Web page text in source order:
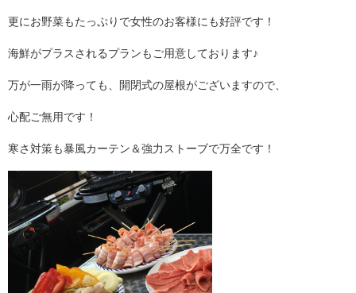
更にお野菜もたっぷりで女性のお客様にも好評です！
海鮮がプラスされるプランもご用意しております♪
万が一雨が降っても、開閉式の屋根がございますので、
心配ご無用です！
寒さ対策も暴風カーテン＆強力ストーブで万全です！